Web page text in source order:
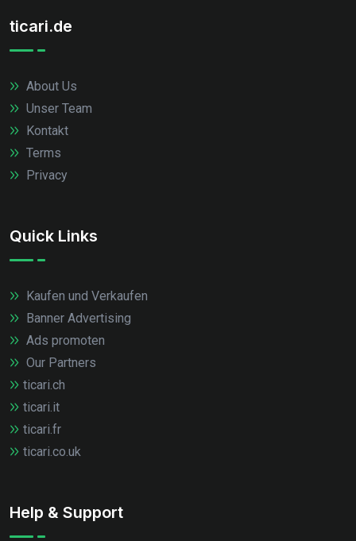
ticari.de
About Us
Unser Team
Kontakt
Terms
Privacy
Quick Links
Kaufen und Verkaufen
Banner Advertising
Ads promoten
Our Partners
ticari.ch
ticari.it
ticari.fr
ticari.co.uk
Help & Support